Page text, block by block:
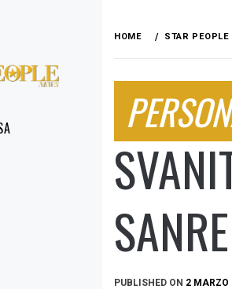
HOME STAR PEOPLE
PUBLISHED ON 2 MARZO